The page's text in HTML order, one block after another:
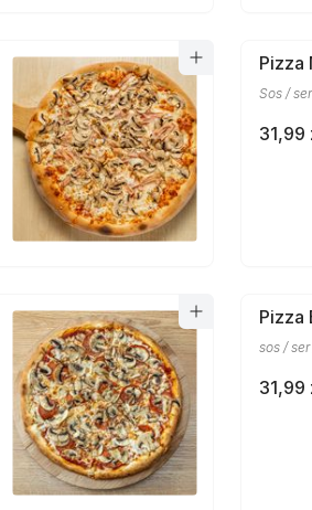
Pizza
Sos /
31,99
Pizza
sos /
31,99